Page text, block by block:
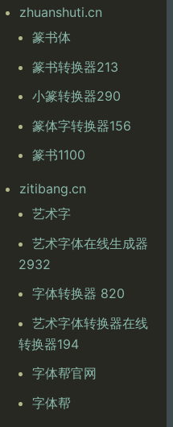
zhuanshuti.cn
篆书体
篆书转换器213
小篆转换器290
篆体字转换器156
篆书1100
zitibang.cn
艺术字
艺术字体在线生成器
2932
字体转换器 820
艺术字体转换器在线
转换器194
字体帮官网
字体帮